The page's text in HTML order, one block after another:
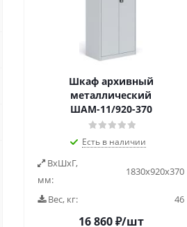
Шкаф архивный
металлический
ШАМ-11/920-370
Есть в наличии
ВxШxГ,
мм:
1830х920х370
Вес, кг: 46
16 860₽/шт